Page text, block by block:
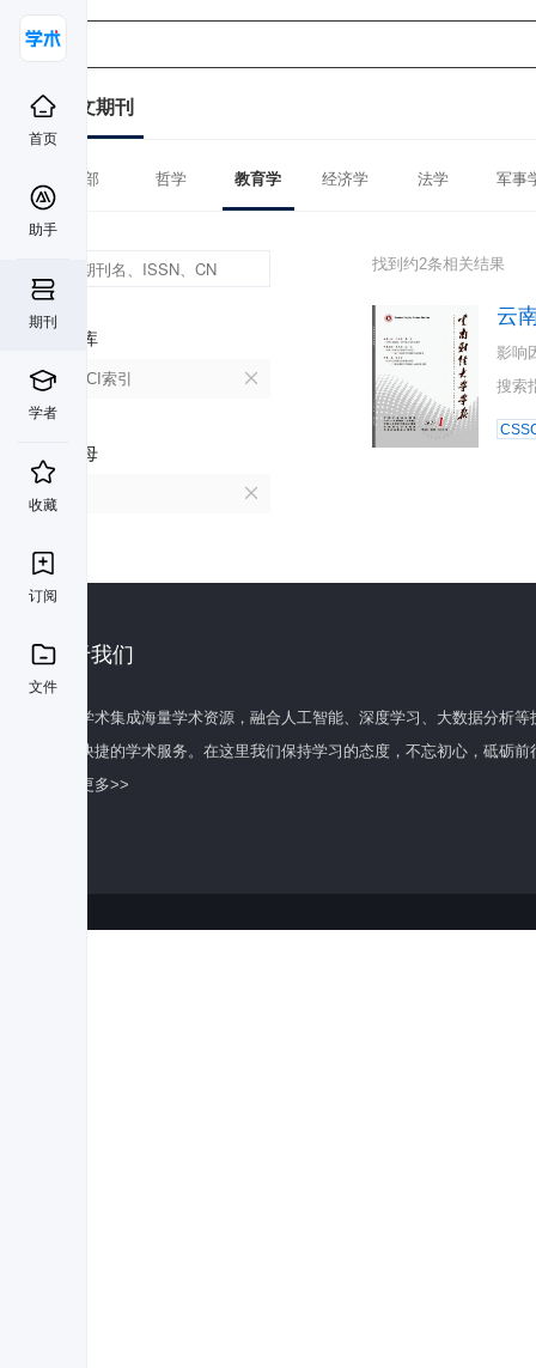
首页
助手
期刊
学者
收藏
订阅
文件
中文期刊
全部 哲学 教育学 经济学 法学 军事
数据库
CSSCI索引
首字母
找到约2条相关结果
云
影响
搜索
关于我们
百度学术集成海量学术资源，融合人工智能、深度学习、大数据分析
全面快捷的学术服务。在这里我们保持学习的态度，不忘初心，砥砺前
了解更多>>